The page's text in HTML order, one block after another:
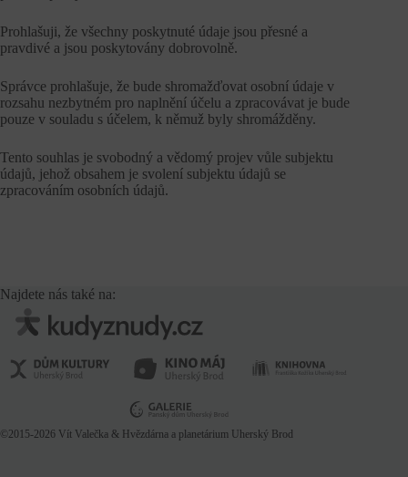
Prohlašuji, že všechny poskytnuté údaje jsou přesné a
pravdivé a jsou poskytovány dobrovolně.
Správce prohlašuje, že bude shromažďovat osobní údaje v
rozsahu nezbytném pro naplnění účelu a zpracovávat je bude
pouze v souladu s účelem, k němuž byly shromážděny.
Tento souhlas je svobodný a vědomý projev vůle subjektu
údajů, jehož obsahem je svolení subjektu údajů se
zpracováním osobních údajů.
Najdete nás také na:
©2015-2026 Vít Valečka & Hvězdárna a planetárium Uherský Brod